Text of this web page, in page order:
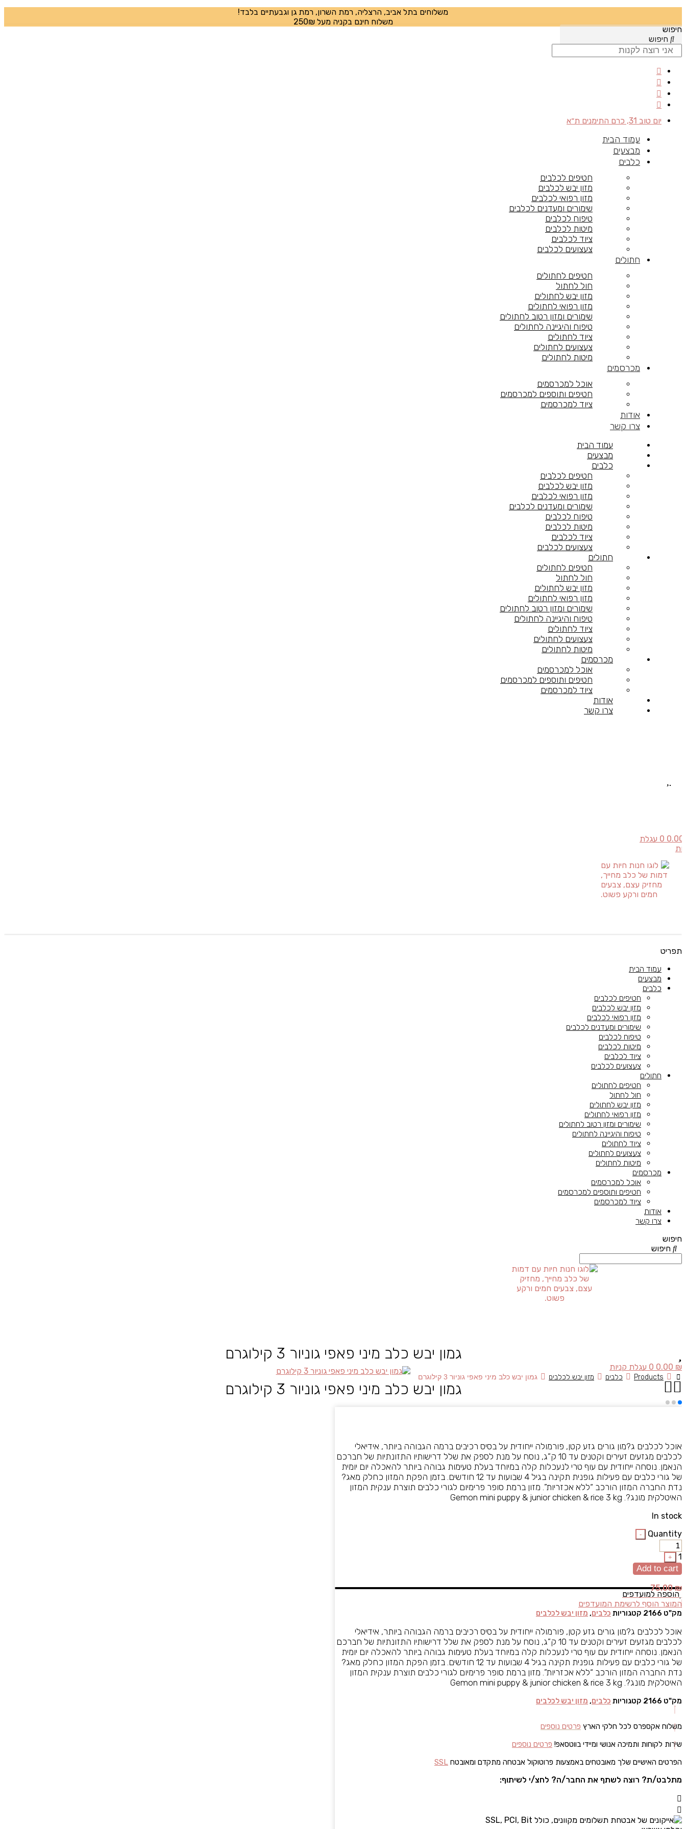
משלוחים בתל אביב, הרצליה, רמת השרון, רמת גן וגבעתיים בלבד!
משלוח חינם בקניה מעל 250₪
חיפוש
חיפוש
יום טוב 31, כרם התימנים ת״א
עמוד הבית
מבצעים
כלבים
חטיפים לכלבים
מזון יבש לכלבים
מזון רפואי לכלבים
שימורים ומעדנים לכלבים
טיפוח לכלבים
מיטות לכלבים
ציוד לכלבים
צעצועים לכלבים
חתולים
חטיפים לחתולים
חול לחתול
מזון יבש לחתולים
מזון רפואי לחתולים
שימורים ומזון רטוב לחתולים
טיפוח והיגיינה לחתולים
ציוד לחתולים
צעצועים לחתולים
מיטות לחתולים
מכרסמים
אוכל למכרסמים
חטיפים ותוספים למכרסמים
ציוד למכרסמים
אודות
צרו קשר
עמוד הבית
מבצעים
כלבים
חטיפים לכלבים
מזון יבש לכלבים
מזון רפואי לכלבים
שימורים ומעדנים לכלבים
טיפוח לכלבים
מיטות לכלבים
ציוד לכלבים
צעצועים לכלבים
חתולים
חטיפים לחתולים
חול לחתול
מזון יבש לחתולים
מזון רפואי לחתולים
שימורים ומזון רטוב לחתולים
טיפוח והיגיינה לחתולים
ציוד לחתולים
צעצועים לחתולים
מיטות לחתולים
מכרסמים
אוכל למכרסמים
חטיפים ותוספים למכרסמים
ציוד למכרסמים
אודות
צרו קשר
0.00
0 עגלת
תפריט
עמוד הבית
מבצעים
כלבים
חטיפים לכלבים
מזון יבש לכלבים
מזון רפואי לכלבים
שימורים ומעדנים לכלבים
טיפוח לכלבים
מיטות לכלבים
ציוד לכלבים
צעצועים לכלבים
חתולים
חטיפים לחתולים
חול לחתול
מזון יבש לחתולים
מזון רפואי לחתולים
שימורים ומזון רטוב לחתולים
טיפוח והיגיינה לחתולים
ציוד לחתולים
צעצועים לחתולים
מיטות לחתולים
מכרסמים
אוכל למכרסמים
חטיפים ותוספים למכרסמים
ציוד למכרסמים
אודות
צרו קשר
חיפוש
חיפוש
0.00 ₪
0 עגלת קניות
Products כלבים מזון יבש לכלבים גמון יבש כלב מיני פאפי גוניור 3 קילוגרם
גמון יבש כלב מיני פאפי גוניור 3 קילוגרם
גמון יבש כלב מיני פאפי גוניור 3 קילוגרם
אוכל לכלבים ג?מון גורים גזע קטן, פורמולה ייחודית על בסיס רכיבים ברמה הגבוהה ביותר, אידיאלי
לכלבים מגזעים זעירים וקטנים עד 10 ק”ג, נוסח על מנת לספק את שלל דרישותיו התזונתיות של חברכם
הנאמן. נוסחה ייחודית עם עוף טרי לנעכלות קלה במיוחד בעלת טעימות גבוהה ביותר להאכלה יום יומית
של גורי כלבים עם פעילות גופנית תקינה בגיל 4 שבועות עד 12 חודשים. בזמן הפקת המזון כחלק מאג?
נדת החברה המזון הורכב “ללא אכזריות”. מזון ברמת סופר פרימיום לגורי כלבים תוצרת ענקית המזון
האיטלקית מונג?. Gemon mini puppy & junior chicken & rice 3 kg
In stock
Quantity
-
1
+
Add to cart
75.00₪
הוספה למועדפים
המוצר הוסף לרשימת המועדפים
מק"ט 2166 קטגוריות כלבים, מזון יבש לכלבים
אוכל לכלבים ג?מון גורים גזע קטן, פורמולה ייחודית על בסיס רכיבים ברמה הגבוהה ביותר, אידיאלי
לכלבים מגזעים זעירים וקטנים עד 10 ק”ג, נוסח על מנת לספק את שלל דרישותיו התזונתיות של חברכם
הנאמן. נוסחה ייחודית עם עוף טרי לנעכלות קלה במיוחד בעלת טעימות גבוהה ביותר להאכלה יום יומית
של גורי כלבים עם פעילות גופנית תקינה בגיל 4 שבועות עד 12 חודשים. בזמן הפקת המזון כחלק מאג?
נדת החברה המזון הורכב “ללא אכזריות”. מזון ברמת סופר פרימיום לגורי כלבים תוצרת ענקית המזון
האיטלקית מונג?. Gemon mini puppy & junior chicken & rice 3 kg
מק"ט 2166 קטגוריות כלבים, מזון יבש לכלבים
משלוח אקספרס לכל חלקי הארץ פרטים נוספים
שירות לקוחות ותמיכה אנושי ומיידי בווטסאפ! פרטים נוספים
הפרטים האישיים שלך מאובטחים באמצעות פרוטוקול אבטחה מתקדם ומאובטח SSL
מתלבט/ת? רוצה לשתף את החבר/ה? לחצ/י לשיתוף: